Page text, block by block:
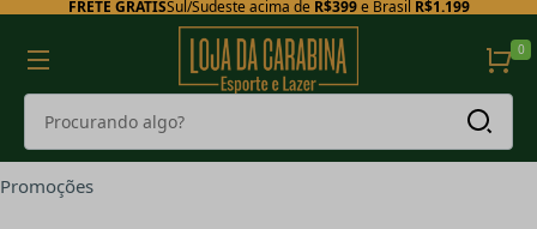
FRETE GRÁTISSul/Sudeste acima de R$399e Brasil R$1.199
0
Promoções